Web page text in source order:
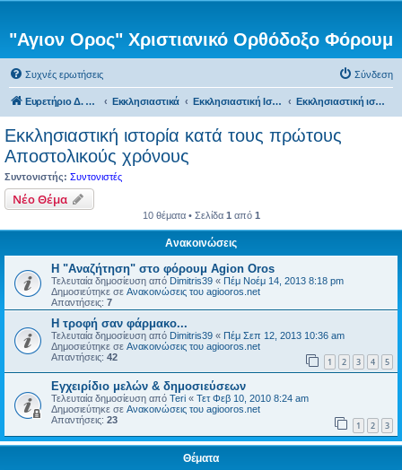
"Αγιον Ορος" Χριστιανικό Ορθόδοξο Φόρουμ
Συχνές ερωτήσεις Σύνδεση
Ευρετήριο Δ. Συζήτησης Εκκλησιαστικά Εκκλησιαστική Ιστορία Εκκλησιαστική ιστορία κατά τους πρώτους Αποστολικούς χρόνους
Εκκλησιαστική ιστορία κατά τους πρώτους
Αποστολικούς χρόνους
Συντονιστής: Συντονιστές
Νέο Θέμα
10 θέματα • Σελίδα 1 από 1
Ανακοινώσεις
Η "Αναζήτηση" στο φόρουμ Agion Oros
Τελευταία δημοσίευση από Dimitris39 « Πέμ Νοέμ 14, 2013 8:18 pm
Δημοσιεύτηκε σε Ανακοινώσεις του agiooros.net
Απαντήσεις: 7
H τροφή σαν φάρμακο...
Τελευταία δημοσίευση από Dimitris39 « Πέμ Σεπ 12, 2013 10:36 am
Δημοσιεύτηκε σε Ανακοινώσεις του agiooros.net
Απαντήσεις: 42 1 2 3 4 5
Εγχειρίδιο μελών & δημοσιεύσεων
Τελευταία δημοσίευση από Teri « Τετ Φεβ 10, 2010 8:24 am
Δημοσιεύτηκε σε Ανακοινώσεις του agiooros.net
Απαντήσεις: 23 1 2 3
Θέματα